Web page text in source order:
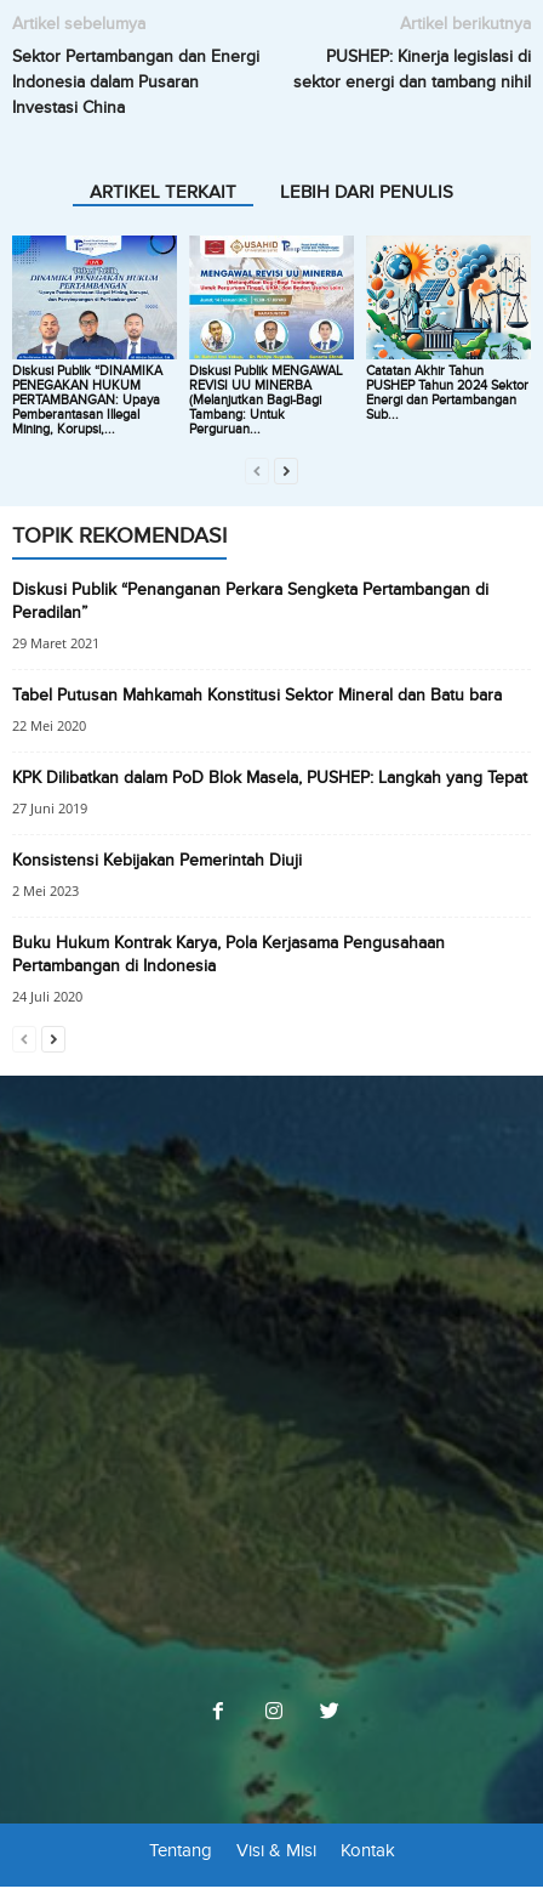
Artikel sebelumya
Sektor Pertambangan dan Energi
Indonesia dalam Pusaran
Investasi China
Artikel berikutnya
PUSHEP: Kinerja legislasi di
sektor energi dan tambang nihil
ARTIKEL TERKAIT LEBIH DARI PENULIS
Diskusi Publik “DINAMIKA
PENEGAKAN HUKUM
PERTAMBANGAN: Upaya
Pemberantasan Illegal
Mining, Korupsi,...
Diskusi Publik MENGAWAL
REVISI UU MINERBA
(Melanjutkan Bagi-Bagi
Tambang: Untuk
Perguruan...
Catatan Akhir Tahun
PUSHEP Tahun 2024 Sektor
Energi dan Pertambangan
Sub...
TOPIK REKOMENDASI
Diskusi Publik “Penanganan Perkara Sengketa Pertambangan di
Peradilan”
29 Maret 2021
Tabel Putusan Mahkamah Konstitusi Sektor Mineral dan Batu bara
22 Mei 2020
KPK Dilibatkan dalam PoD Blok Masela, PUSHEP: Langkah yang Tepat
27 Juni 2019
Konsistensi Kebijakan Pemerintah Diuji
2 Mei 2023
Buku Hukum Kontrak Karya, Pola Kerjasama Pengusahaan
Pertambangan di Indonesia
24 Juli 2020
Tentang Visi & Misi Kontak